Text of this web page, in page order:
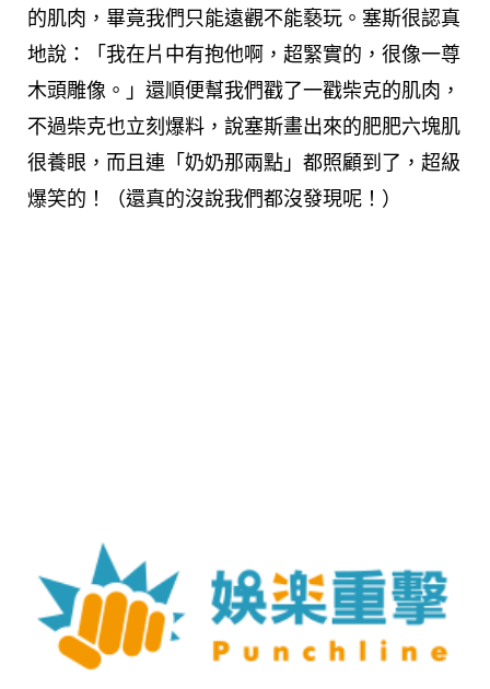
的肌肉，畢竟我們只能遠觀不能褻玩。塞斯很認真
地說：「我在片中有抱他啊，超緊實的，很像一尊
木頭雕像。」還順便幫我們戳了一戳柴克的肌肉，
不過柴克也立刻爆料，說塞斯畫出來的肥肥六塊肌
很養眼，而且連「奶奶那兩點」都照顧到了，超級
爆笑的！（還真的沒說我們都沒發現呢！）